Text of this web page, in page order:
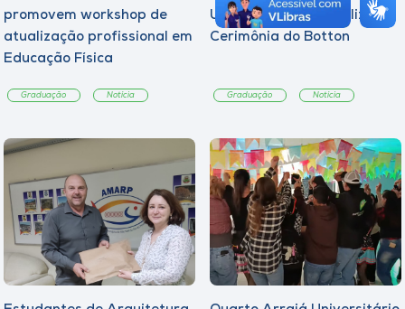
promovem workshop de
atualização profissional em
Educação Física
Graduação Notícia
Unoesc Joaçaba realiza 2ª
Cerimônia do Botton
Graduação Notícia